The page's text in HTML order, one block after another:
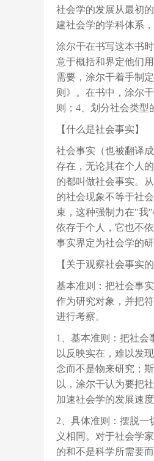
社会学的发展从最初
建社会学的学科体系
涂尔干在书写这本书
意于概括和界定他们
需要，涂尔干着手制
则》。在书中，涂尔
则；4、划分社会类型
【什么是社会事实】
社会事实（也被翻译
存在，无论其在个人
的都叫做社会事实。
的社会现象不等于社
束，这种强制力在"我
依存于个人，它也不
事实界定为社会学的
【关于观察社会事实的
基本准则：把社会事
作为研究对象，并把
进行考察。
1、基本准则：把社会
以反映实在，难以发
念而不是物来研究；
以，涂尔干认为要把
加速社会学的发展速度
2、具体准则：摆脱一
义相同。对于社会学
的和不是科学所需要